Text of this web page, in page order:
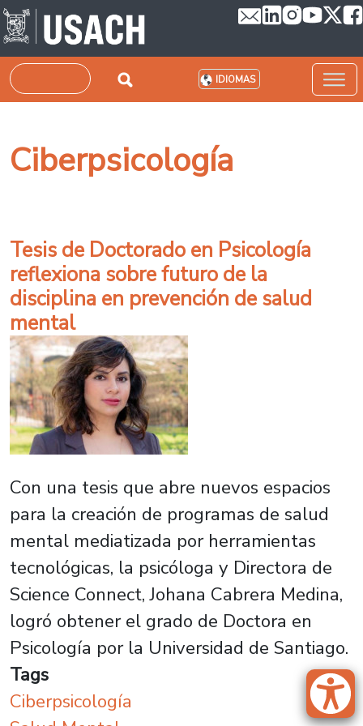
Pasar al contenido principal
Buscar IDIOMAS
Ciberpsicología
Tesis de Doctorado en Psicología
reflexiona sobre futuro de la
disciplina en prevención de salud
mental
Con una tesis que abre nuevos espacios
para la creación de programas de salud
mental mediatizada por herramientas
tecnológicas, la psicóloga y Directora de
Science Connect, Johana Cabrera Medina,
logró obtener el grado de Doctora en
Psicología por la Universidad de Santiago.
Tags
Ciberpsicología